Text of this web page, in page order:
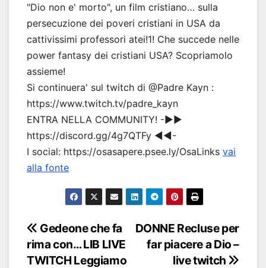
"Dio non e' morto", un film cristiano… sulla
persecuzione dei poveri cristiani in USA da
cattivissimi professori atei!1! Che succede nelle
power fantasy dei cristiani USA? Scopriamolo
assieme!
Si continuera' sul twitch di @Padre Kayn :
https://www.twitch.tv/padre_kayn
ENTRA NELLA COMMUNITY! -▶▶
https://discord.gg/4g7QTFy ◀◀-
I social: https://osasapere.psee.ly/OsaLinks vai
alla fonte
Navigazione
articoli
DONNE Recluse per
far piacere a Dio –
live twitch
Gedeone che fa
rima con… LIB LIVE
TWITCH Leggiamo